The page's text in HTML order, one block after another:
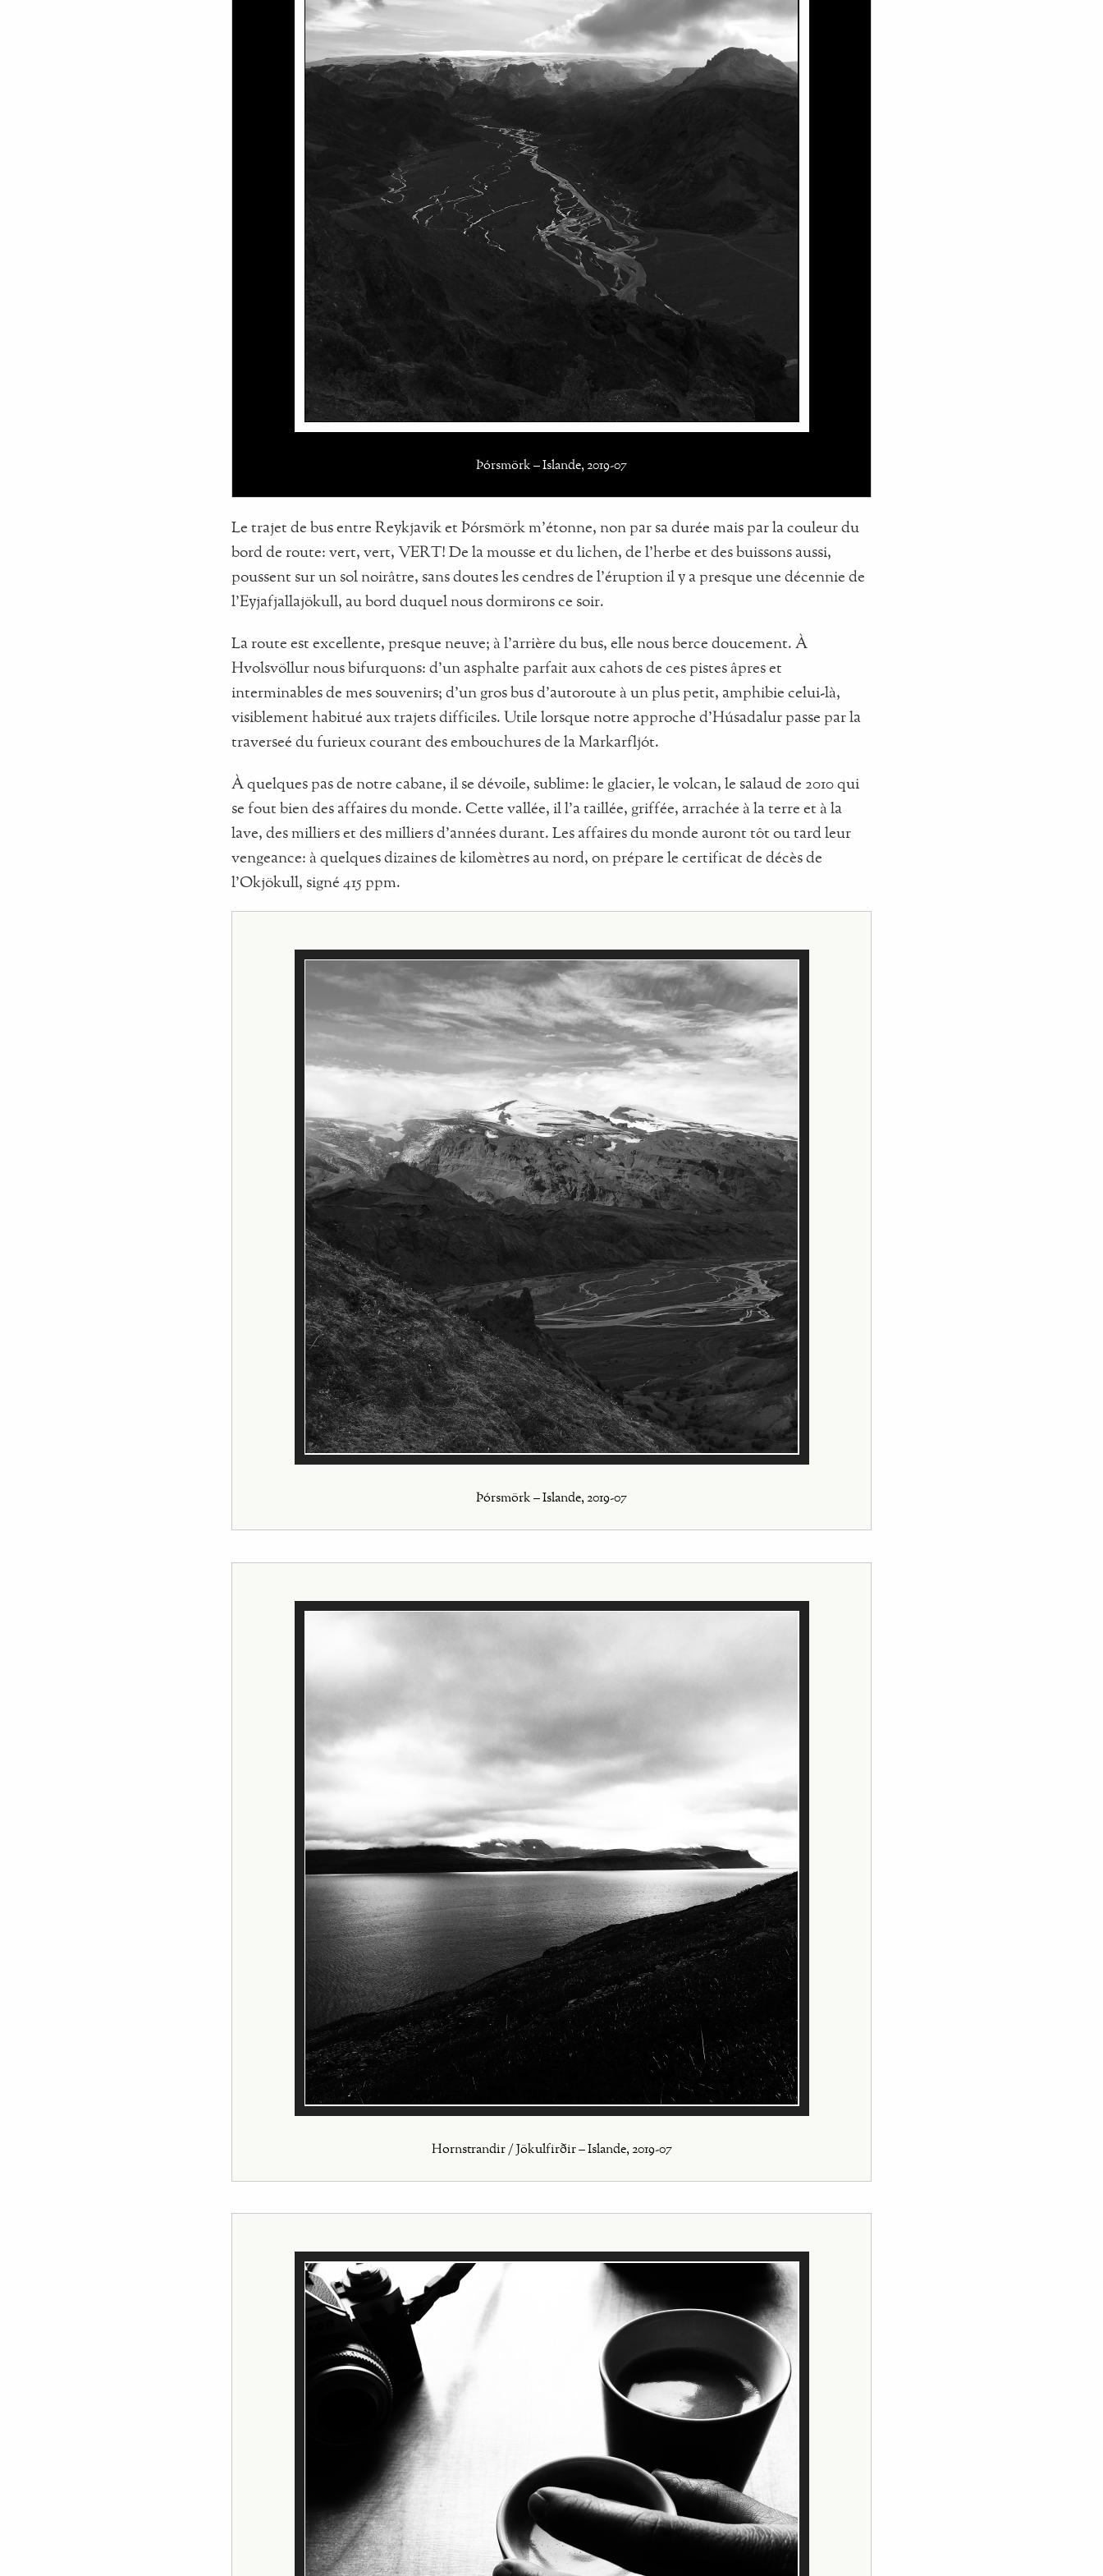
Þórsmörk – Islande, 2019-07
Le trajet de bus entre Reykjavik et Þórsmörk m’étonne, non par sa durée mais par la couleur du
bord de route: vert, vert, VERT! De la mousse et du lichen, de l’herbe et des buissons aussi,
poussent sur un sol noirâtre, sans doutes les cendres de l’éruption il y a presque une décennie de
l’Eyjafjallajökull, au bord duquel nous dormirons ce soir.
La route est excellente, presque neuve; à l’arrière du bus, elle nous berce doucement. À
Hvolsvöllur nous bifurquons: d’un asphalte parfait aux cahots de ces pistes âpres et
interminables de mes souvenirs; d’un gros bus d’autoroute à un plus petit, amphibie celui-là,
visiblement habitué aux trajets difficiles. Utile lorsque notre approche d’Húsadalur passe par la
traverseé du furieux courant des embouchures de la Markarfljót.
À quelques pas de notre cabane, il se dévoile, sublime: le glacier, le volcan, le salaud de 2010 qui
se fout bien des affaires du monde. Cette vallée, il l’a taillée, griffée, arrachée à la terre et à la
lave, des milliers et des milliers d’années durant. Les affaires du monde auront tôt ou tard leur
vengeance: à quelques dizaines de kilomètres au nord, on prépare le certificat de décès de
l’Okjökull, signé 415 ppm.
Þórsmörk – Islande, 2019-07
Hornstrandir / Jökulfirðir – Islande, 2019-07